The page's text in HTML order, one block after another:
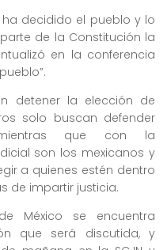
decidido el pueblo y lo
de la Constitución la
en la conferencia
detener la elección de
solo buscan defender
que con la
son los mexicanos y
a quienes estén dentro
de impartir justicia.
México se encuentra
que será discutida, y